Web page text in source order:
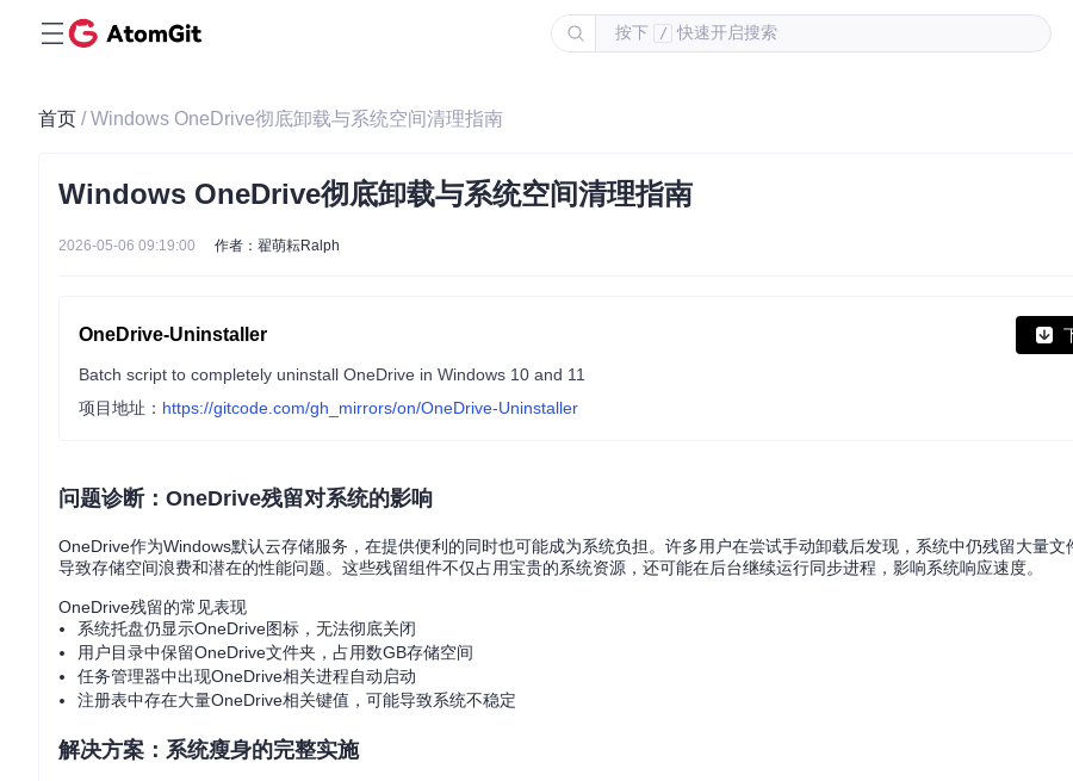
按下 / 快速开启搜索
首页 / Windows OneDrive彻底卸载与系统空间清理指南
Windows OneDrive彻底卸载与系统空间清理指南
2026-05-06 09:19:00 作者：翟萌耘Ralph
OneDrive-Uninstaller
Batch script to completely uninstall OneDrive in Windows 10 and 11
项目地址： https://gitcode.com/gh_mirrors/on/OneDrive-Uninstaller
问题诊断：OneDrive残留对系统的影响
OneDrive作为Windows默认云存储服务，在提供便利的同时也可能成为系统负担。许多用户在尝试手动卸载后发现，系统中仍残留大量文
导致存储空间浪费和潜在的性能问题。这些残留组件不仅占用宝贵的系统资源，还可能在后台继续运行同步进程，影响系统响应速度。
OneDrive残留的常见表现
系统托盘仍显示OneDrive图标，无法彻底关闭
用户目录中保留OneDrive文件夹，占用数GB存储空间
任务管理器中出现OneDrive相关进程自动启动
注册表中存在大量OneDrive相关键值，可能导致系统不稳定
解决方案：系统瘦身的完整实施